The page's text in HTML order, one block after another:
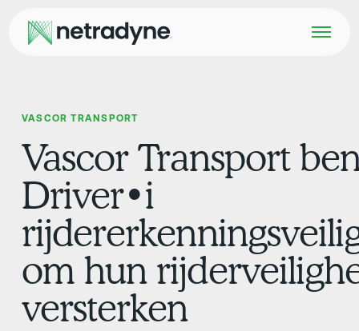
VASCOR TRANSPORT
Vascor Transport
Driver•i
om hun
versterken